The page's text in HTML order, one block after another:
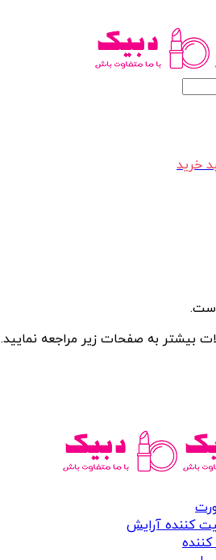
خرید
بیشتر به صفحات زیر مراجعه نمایید.
کننده آرایش
کننده